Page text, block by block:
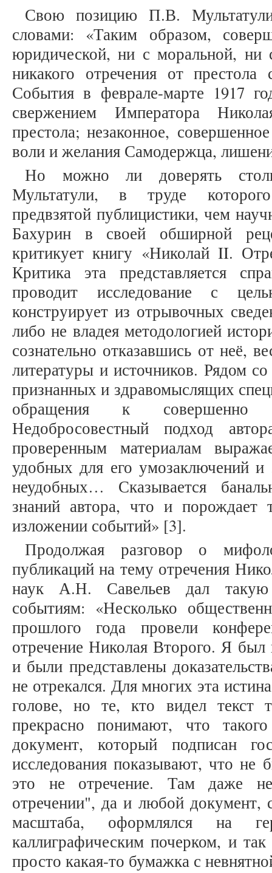
Свою позицию П.В.
словами: «Таким образом,
юридической, ни с моральной, ни
никакого отречения от
События в феврале-марте 1917
свержением Императора
престола; незаконное,
воли и желания Самодержца,
Но можно ли доверять
Мультатули, в труде
предвзятой публицистики, чем
Бахурин в своей обширной
критикует книгу «Николай II.
Критика эта представляется
проводит исследование с
конструирует из отрывочных
либо не владея методологией
сознательно отказавшись от неё,
литературы и источников. Рядом
признанных и здравомыслящих
обращения к совершенно
Недобросовестный подход
проверенным материалам
удобных для его умозаключений и
неудобных… Сказывается
знаний автора, что и
изложении событий» [3].
Продолжая разговор о
публикаций на тему отречения
наук А.Н. Савельев дал такую
событиям: «Несколько
прошлого года провели
отречение Николая Второго. Я
и были представлены
не отрекался. Для многих эта
голове, но те, кто видел текст
прекрасно понимают, что
документ, который подписан
исследования показывают, что не
это не отречение. Там даже
отречении", да и любой документ,
масштаба, оформлялся на
каллиграфическим почерком, и
просто какая-то бумажка с